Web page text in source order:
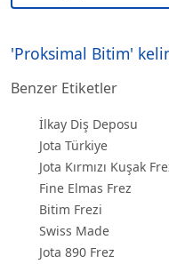
'Proksimal Bitim'
Benzer Etiketler
İlkay Diş Deposu
Jota Türkiye
Jota Kırmızı Kuşak
Fine Elmas Frez
Bitim Frezi
Swiss Made
Jota 890 Frez